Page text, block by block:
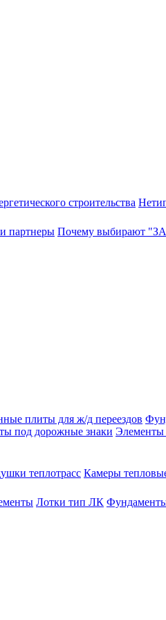
строительства
партнеры Почему выбирают
плиты для ж/д переездов
под дорожные знаки Элементы
теплотрасс Камеры
Лотки тип ЛК